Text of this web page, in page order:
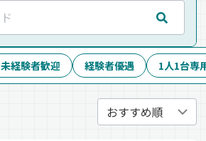
未経験者歓迎 経験者優遇 1人1台専